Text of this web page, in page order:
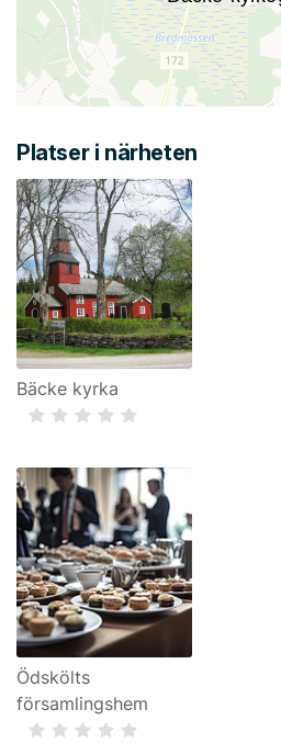
Platser i närheten
Bäcke kyrka
Ödskölts
församlingshem